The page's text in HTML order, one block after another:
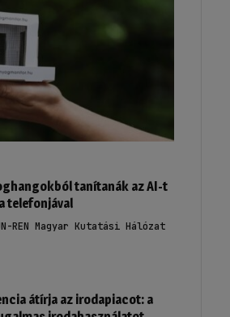
tanítanák az AI-t
telefonjával
REN Magyar Kutatási Hálózat
átírja az irodapiacot: a